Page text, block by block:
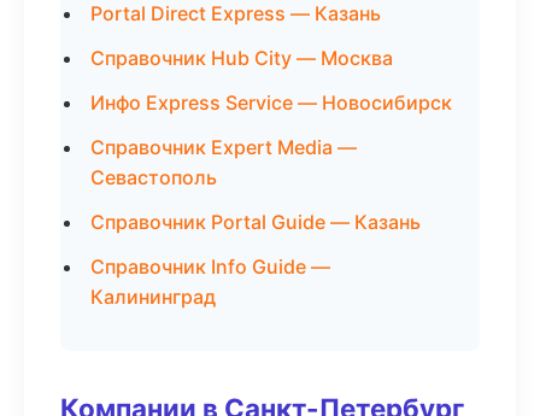
Portal Direct Express — Казань
Справочник Hub City — Москва
Инфо Express Service — Новосибирск
Справочник Expert Media —
Севастополь
Справочник Portal Guide — Казань
Справочник Info Guide —
Калининград
Компании в Санкт-Петербург